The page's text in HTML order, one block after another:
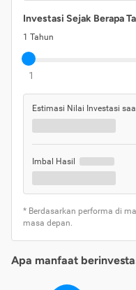
Investasi Sejak Berapa
1 Tahun
1
Estimasi Nilai Investasi
Imbal Hasil
* Berdasarkan performa di
masa depan.
Apa manfaat